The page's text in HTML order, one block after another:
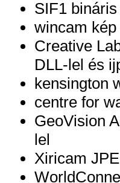
SIF1
wincam
Creative
DLL-lel és
kensington
centre for
GeoVision
lel
Xiricam